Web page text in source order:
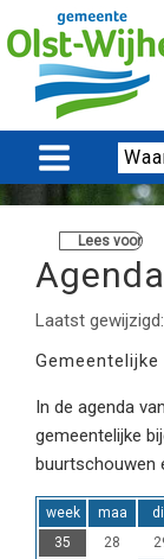
Lees voor
Laatst
Gemeentelijke
In de agenda
gemeentelijke
buurtschouwen
week maa
35
28